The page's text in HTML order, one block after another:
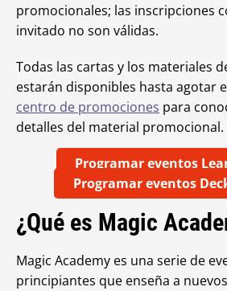
promocionales; las inscripciones
invitado no son válidas.
Todas las cartas y los materiales
estarán disponibles hasta agotar
centro de promociones para
detalles del material promocional.
Programar eventos
Programar eventos
¿Qué es Magic
Magic Academy es una serie de
principiantes que enseña a